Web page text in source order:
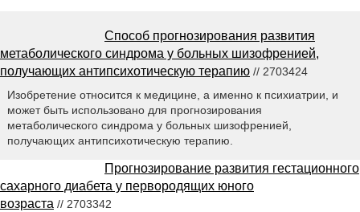
Способ прогнозирования развития
метаболического синдрома у больных шизофренией,
получающих антипсихотическую терапию // 2703424
Изобретение относится к медицине, а именно к психиатрии, и
может быть использовано для прогнозирования
метаболического синдрома у больных шизофренией,
получающих антипсихотическую терапию.
Прогнозирование развития гестационного
сахарного диабета у первородящих юного
возраста // 2703342